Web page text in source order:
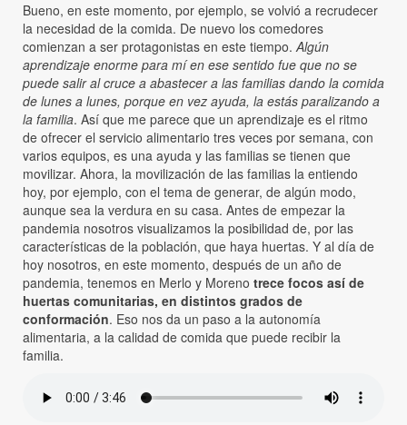
Bueno, en este momento, por ejemplo, se volvió a recrudecer
la necesidad de la comida. De nuevo los comedores
comienzan a ser protagonistas en este tiempo.Algún
aprendizaje enorme para mí en ese sentido fue que no se
puede salir al cruce a abastecer a las familias dando la comida
de lunes a lunes, porque en vez ayuda, la estás paralizando a
la familia. Así que me parece que un aprendizaje es el ritmo
de ofrecer el servicio alimentario tres veces por semana, con
varios equipos, es una ayuda y las familias se tienen que
movilizar. Ahora, la movilización de las familias la entiendo
hoy, por ejemplo, con el tema de generar, de algún modo,
aunque sea la verdura en su casa. Antes de empezar la
pandemia nosotros visualizamos la posibilidad de, por las
características de la población, que haya huertas. Y al día de
hoy nosotros, en este momento, después de un año de
pandemia, tenemos en Merlo y Moreno trece focos así de
huertas comunitarias, en distintos grados de
conformación. Eso nos da un paso a la autonomía
alimentaria, a la calidad de comida que puede recibir la
familia.